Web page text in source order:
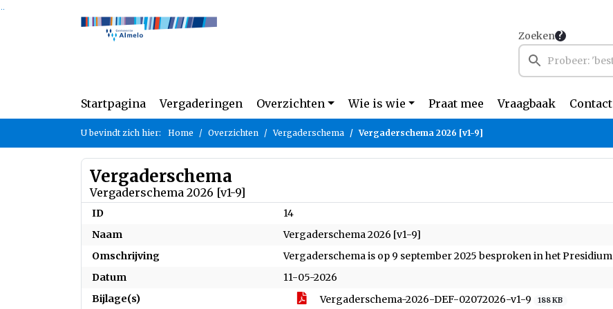
Ga naar de inhoud van deze pagina
Ga naar het zoeken
Ga naar het menu
Zoeken
Startpagina Vergaderingen Overzichten Wie is wie Praat mee Vraagbaak Contact
U bevindt zich hier: Home Overzichten Vergaderschema Vergaderschema 2026 [v1-9]
Vergaderschema
Vergaderschema 2026 [v1-9]
ID
14
Naam
Vergaderschema 2026 [v1-9]
Omschrijving
Vergaderschema is op 9 september 2025 besproken in het Presidium
Datum
11-05-2026
Bijlage(s)
Vergaderschema-2026-DEF-02072026-v1-9 188 KB